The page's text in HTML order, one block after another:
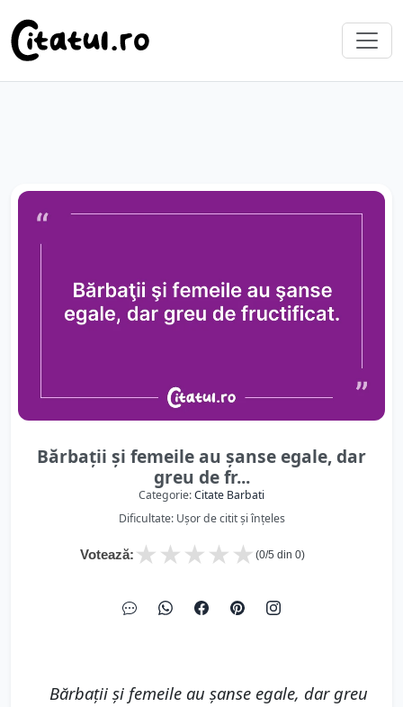
Bărbaţii şi femeile au şanse egale, dar
greu de fr...
Categorie:Citate Barbati
Dificultate: Ușor de citit și înțeles
Votează: ★
★
★
★
★ (0/5 din 0)
Bărbaţii şi femeile au şanse egale, dar greu